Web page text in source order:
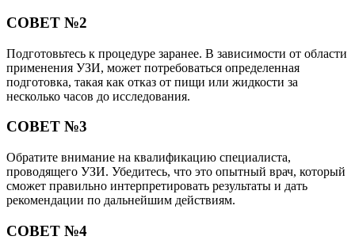
СОВЕТ №2
Подготовьтесь к процедуре заранее. В зависимости от области
применения УЗИ, может потребоваться определенная
подготовка, такая как отказ от пищи или жидкости за
несколько часов до исследования.
СОВЕТ №3
Обратите внимание на квалификацию специалиста,
проводящего УЗИ. Убедитесь, что это опытный врач, который
сможет правильно интерпретировать результаты и дать
рекомендации по дальнейшим действиям.
СОВЕТ №4